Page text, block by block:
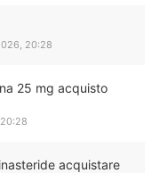
20:28
25 mg acquisto
acquistare